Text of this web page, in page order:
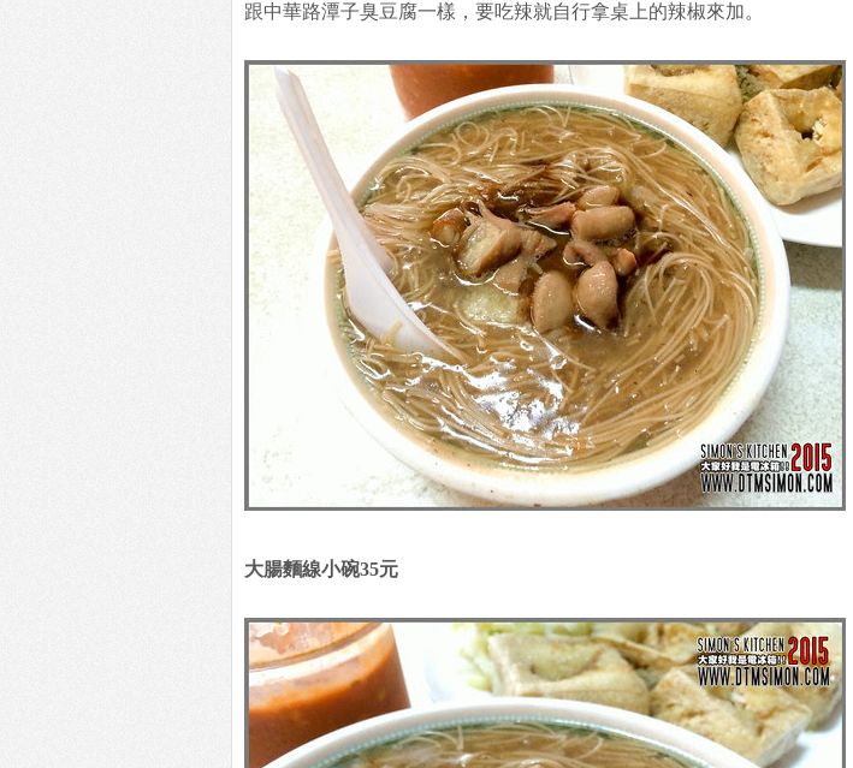
跟中華路潭子臭豆腐一樣，要吃辣就自行拿桌上的辣椒來加。
大腸麵線小碗35元